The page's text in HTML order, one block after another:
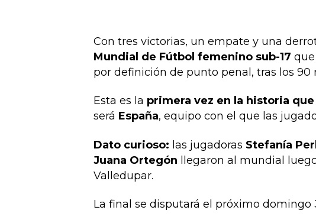
Con tres victorias, un empate y una
Mundial de Fútbol femenino sub-17
por definición de punto penal, tras los
Esta es la primera vez en la historia
será España, equipo con el que las
Dato curioso: las jugadoras Stefanía
Juana Ortegón
llegaron al mundial
Valledupar.
La final se disputará el próximo domingo